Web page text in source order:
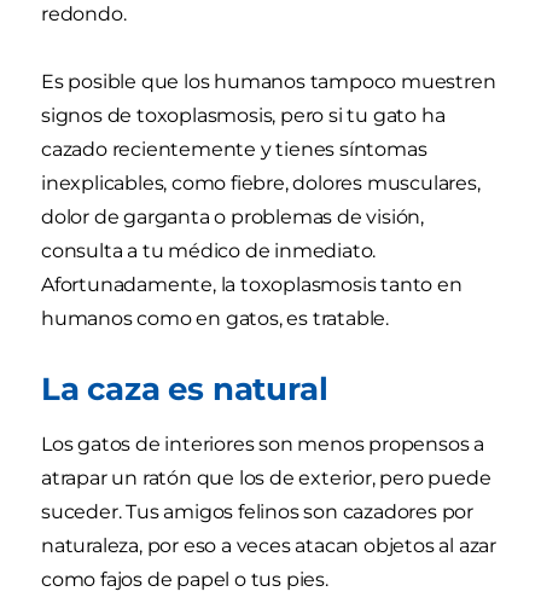
redondo.
Es posible que los humanos tampoco muestren
signos de toxoplasmosis, pero si tu gato ha
cazado recientemente y tienes síntomas
inexplicables, como fiebre, dolores musculares,
dolor de garganta o problemas de visión,
consulta a tu médico de inmediato.
Afortunadamente, la toxoplasmosis tanto en
humanos como en gatos, es tratable.
La caza es natural
Los gatos de interiores son menos propensos a
atrapar un ratón que los de exterior, pero puede
suceder. Tus amigos felinos son cazadores por
naturaleza, por eso a veces atacan objetos al azar
como fajos de papel o tus pies.